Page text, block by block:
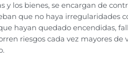
y los bienes, se encargan de
que no haya irregularidades
hayan quedado encendidas,
riesgos cada vez mayores de